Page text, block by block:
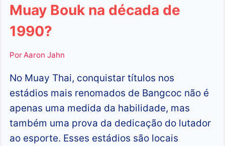
Muay Bouk na década de
1990?
Por Aaron Jahn
No Muay Thai, conquistar títulos nos
estádios mais renomados de Bangcoc não é
apenas uma medida da habilidade, mas
também uma prova da dedicação do lutador
ao esporte. Esses estádios são locais